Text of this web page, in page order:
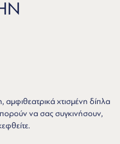
αμφιθεατρικά χτισμένη δίπλα
να σας συγκινήσουν,